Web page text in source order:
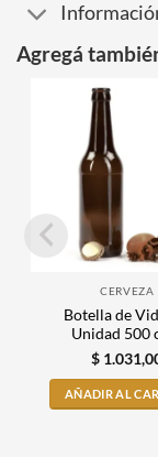
Agregá
CERVEZA
Botella de
Unidad 500
$
AÑADIR AL